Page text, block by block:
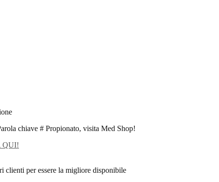
chiave # Propionato, visita Med Shop!
QUI!
clienti per essere la migliore disponibile